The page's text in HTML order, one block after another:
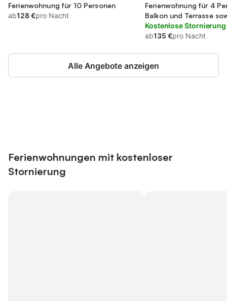
Ferienwohnung für 10 Personen
ab128 €pro Nacht
Ferienwohnung für 4
Balkon und Terrasse
Kostenlose Stornierung
ab135 €pro Nacht
Alle Angebote anzeigen
Ferienwohnungen mit kostenloser
Stornierung